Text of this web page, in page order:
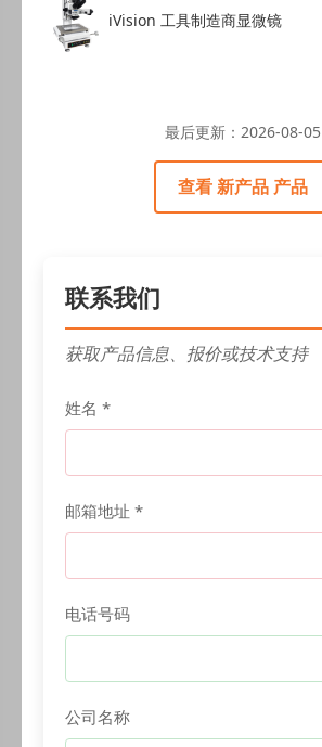
iVision 工具制造商显微镜
最后更新： 2026-08-05
查看 新产品 产品
联系我们
获取产品信息、报价或技术支持
姓名 *
邮箱地址 *
电话号码
公司名称